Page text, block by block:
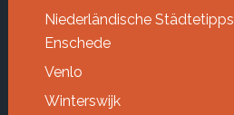
Niederländische Städtetipps
Enschede
Venlo
Winterswijk